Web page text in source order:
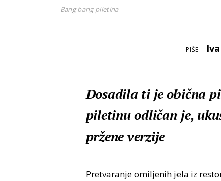
Bang bang piletina
PIŠE
Dosadila ti je obična
piletinu odličan je,
pržene verzije
Pretvaranje omiljenih jela iz